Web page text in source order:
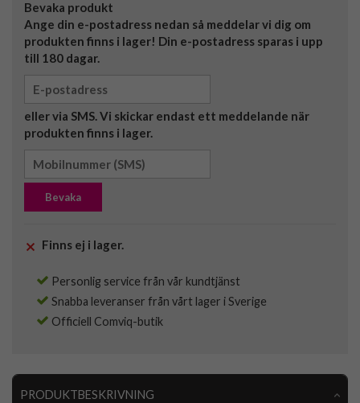
Bevaka produkt
Ange din e-postadress nedan så meddelar vi dig om
produkten finns i lager! Din e-postadress sparas i upp
till 180 dagar.
eller via SMS. Vi skickar endast ett meddelande när
produkten finns i lager.
Bevaka
Finns ej i lager.
Personlig service från vår kundtjänst
Snabba leveranser från vårt lager i Sverige
Officiell Comviq-butik
PRODUKTBESKRIVNING